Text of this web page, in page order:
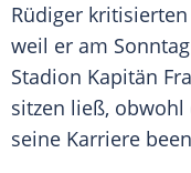
Rüdiger
weil er am
Stadion Kapitän
sitzen ließ, obwohl
seine Karriere